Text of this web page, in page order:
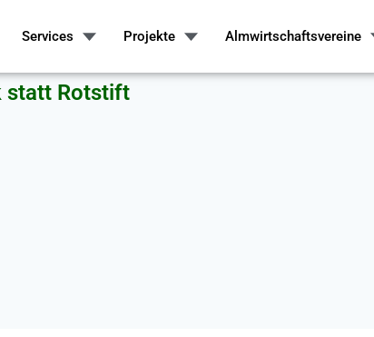
Services Projekte Almwirtschaftsvereine
statt Rotstift